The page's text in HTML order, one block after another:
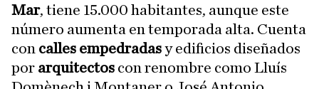
Mar, tiene 15.000 habitantes, aunque este
número aumenta en temporada alta. Cuenta
con calles empedradasy edificios diseñados
por arquitectos con renombre como Lluís